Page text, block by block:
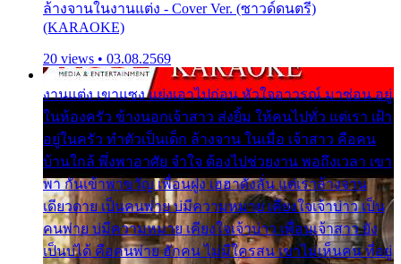
ล้างจานในงานแต่ง - Cover Ver. (ซาวด์ดนตรี)
(KARAOKE)
20 views • 03.08.2569
งานแต่ง เขาแซง แย่งเอาไปก่อน หัวใจอาวรณ์ มาซ่อน อยู่
ในห้องครัว ข้างนอกเจ้าสาว ส่งยิ้ม ให้คนไปทั่ว แต่เรา เฝ้า
อยู่ในครัว ทำตัวเป็นเด็ก ล้างจาน ในเมื่อ เจ้าสาว คือคน
บ้านใกล้ พึ่งพาอาศัย จำใจ ต้องไปช่วยงาน พอถึงเวลา เขา
พา กันเข้าพาขวัญ เพื่อนฝูง เฮฮาดังลั่น แต่เราล้างจาน
เดียวดาย เป็นคนพ่าย บ่มีความหมาย เคียงใจเจ้าบ่าว เป็น
คนพ่าย บ่มีความหมาย เคียงใจเจ้าบ่าว เพื่อนเจ้าสาว ยัง
เป็นบ่ได้ คือคนพ่าย ฮักคน ไม่มีใครสน เขาไม่เห็นคน ที่อยู่